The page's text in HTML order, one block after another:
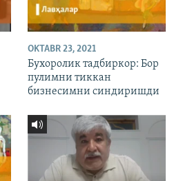
OKTABR 23, 2021
Бухоролик тадбиркор: Бор
пулимни тиккан
бизнесимни синдиришди